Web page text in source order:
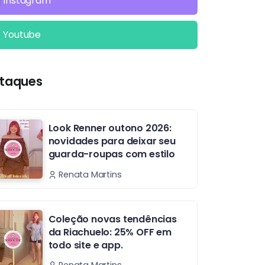
Youtube
Look Renner outono 2026:
novidades para deixar seu
guarda-roupas com estilo
Renata Martins
Coleção novas tendências
da Riachuelo: 25% OFF em
todo site e app.